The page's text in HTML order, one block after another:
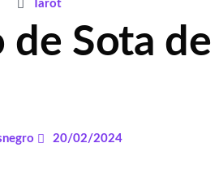
Tarot
Sota de
20/02/2024